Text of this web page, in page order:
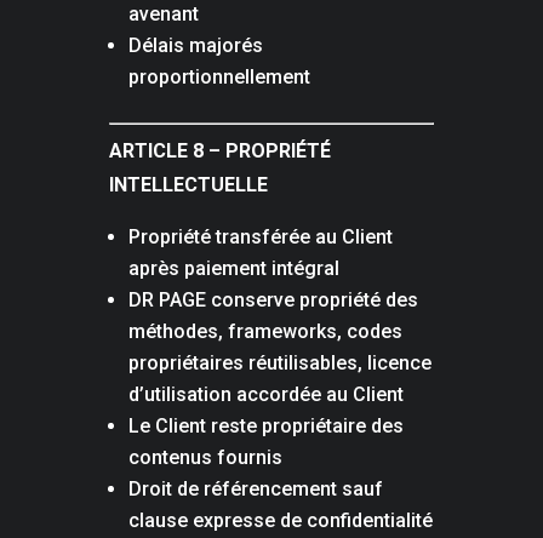
avenant
Délais majorés
proportionnellement
ARTICLE 8 – PROPRIÉTÉ
INTELLECTUELLE
Propriété transférée au Client
après paiement intégral
DR PAGE conserve propriété des
méthodes, frameworks, codes
propriétaires réutilisables, licence
d’utilisation accordée au Client
Le Client reste propriétaire des
contenus fournis
Droit de référencement sauf
clause expresse de confidentialité